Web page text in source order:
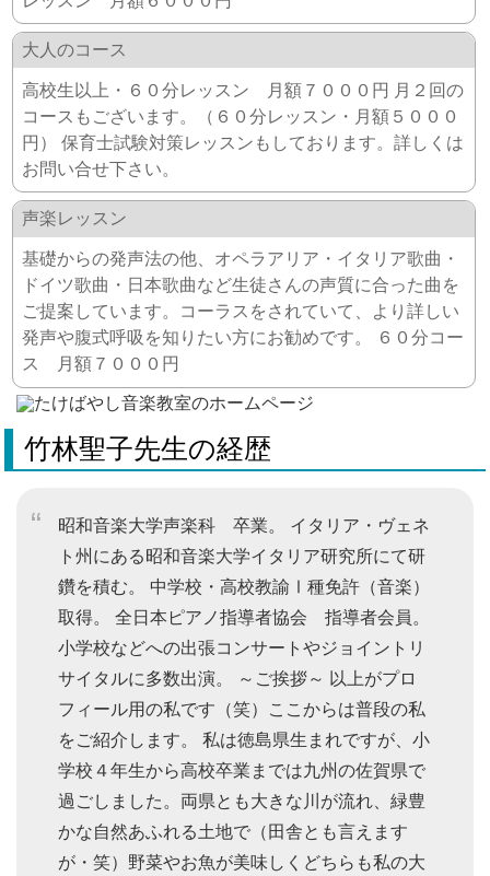
大人のコース
高校生以上・６０分レッスン 月額７０００円 月２回の
コースもございます。（６０分レッスン・月額５０００
円） 保育士試験対策レッスンもしております。詳しくは
お問い合せ下さい。
声楽レッスン
基礎からの発声法の他、オペラアリア・イタリア歌曲・
ドイツ歌曲・日本歌曲など生徒さんの声質に合った曲を
ご提案しています。コーラスをされていて、より詳しい
発声や腹式呼吸を知りたい方にお勧めです。 ６０分コー
ス 月額７０００円
竹林聖子先生の経歴
昭和音楽大学声楽科 卒業。 イタリア・ヴェネ
ト州にある昭和音楽大学イタリア研究所にて研
鑽を積む。 中学校・高校教諭Ⅰ種免許（音楽）
取得。 全日本ピアノ指導者協会 指導者会員。
小学校などへの出張コンサートやジョイントリ
サイタルに多数出演。 ～ご挨拶～ 以上がプロ
フィール用の私です（笑）ここからは普段の私
をご紹介します。 私は徳島県生まれですが、小
学校４年生から高校卒業までは九州の佐賀県で
過ごしました。両県とも大きな川が流れ、緑豊
かな自然あふれる土地で（田舎とも言えます
が・笑）野菜やお魚が美味しくどちらも私の大